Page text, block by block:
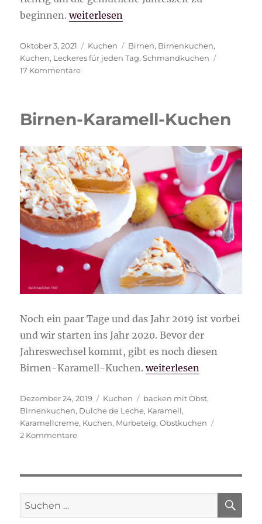
beginnen.„Birnen Vanille-Schmand Kuchen“
weiterlesen
Veröffentlicht
am
Oktober 3, 2021 Kategorien
Kuchen Schlagwörter
Birnen, Birnenkuchen,
Kuchen, Leckeres für jeden Tag,Schmandkuchen
17 Kommentarezu
Kuchen
Birnen-Karamell-Kuchen
Noch ein paar Tage und das Jahr 2019 ist vorbei
und wir starten ins Jahr 2020. Bevor der
Jahreswechsel kommt, gibt es noch diesen
Birnen-Karamell-Kuchen.„Birnen-Karamell-
weiterlesen
Veröffentlicht
am
Dezember 24, 2019 Kategorien
Kuchen Schlagwörter
backen mit Obst,
Birnenkuchen, Dulche de Leche, Karamell,
Karamellcreme, Kuchen, Mürbeteig,Obstkuchen
2 Kommentarezu
Suche
nach: